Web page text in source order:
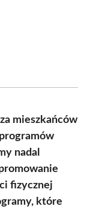
mieszkańców
nadal
fizycznej
które